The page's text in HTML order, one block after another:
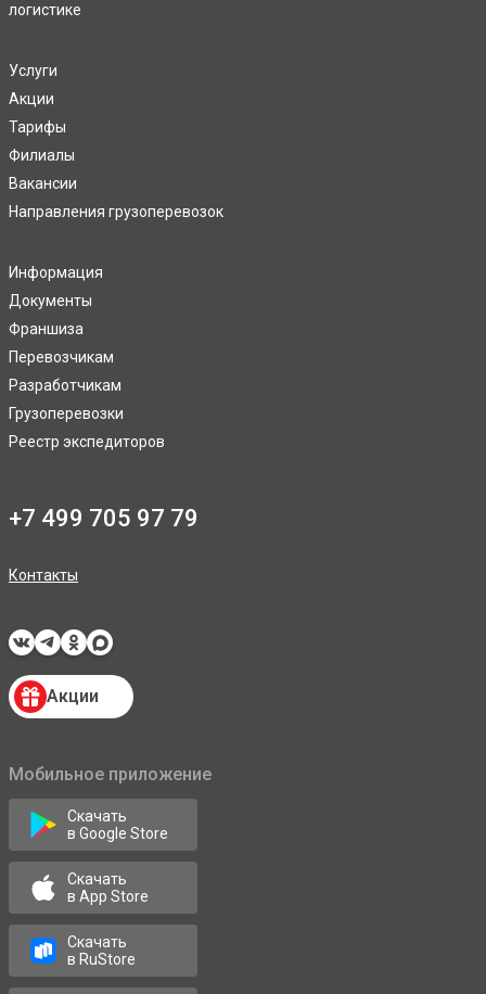
логистике
Услуги
Акции
Тарифы
Филиалы
Вакансии
Направления грузоперевозок
Информация
Документы
Франшиза
Перевозчикам
Разработчикам
Грузоперевозки
Реестр экспедиторов
+7 499 705 97 79
Контакты
Акции
Мобильное приложение
Скачать
в Google Store
Скачать
в App Store
Скачать
в RuStore